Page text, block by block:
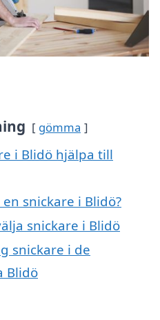
gömma
i Blidö hjälpa till
snickare i Blidö?
snickare i Blidö
snickare i de
Blidö